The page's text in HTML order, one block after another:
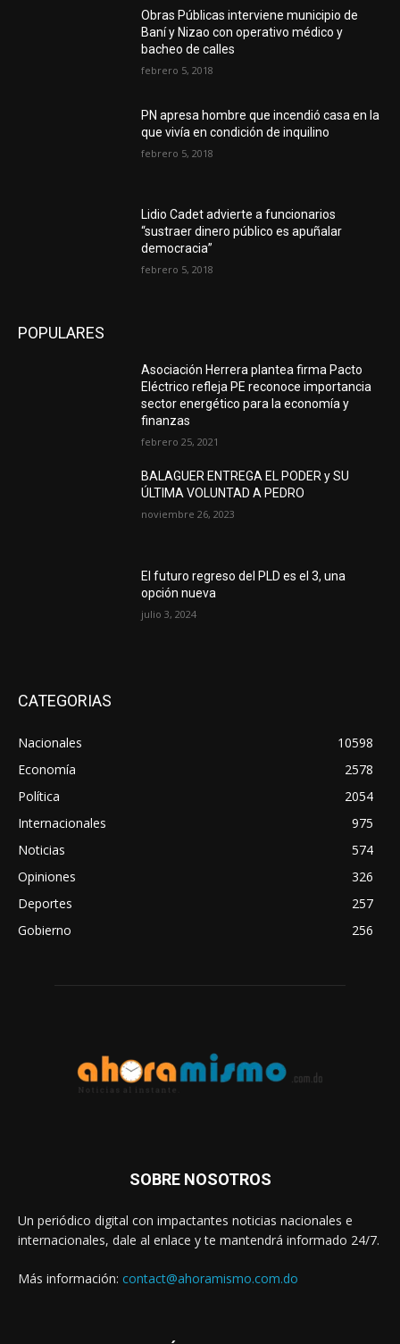
Obras Públicas interviene municipio de
Baní y Nizao con operativo médico y
bacheo de calles
febrero 5, 2018
PN apresa hombre que incendió casa en la
que vivía en condición de inquilino
febrero 5, 2018
Lidio Cadet advierte a funcionarios
“sustraer dinero público es apuñalar
democracia”
febrero 5, 2018
POPULARES
Asociación Herrera plantea firma Pacto
Eléctrico refleja PE reconoce importancia
sector energético para la economía y
finanzas
febrero 25, 2021
BALAGUER ENTREGA EL PODER y SU
ÚLTIMA VOLUNTAD A PEDRO
noviembre 26, 2023
El futuro regreso del PLD es el 3, una
opción nueva
julio 3, 2024
CATEGORIAS
Nacionales
10598
Economía
2578
Política
2054
Internacionales
975
Noticias
574
Opiniones
326
Deportes
257
Gobierno
256
SOBRE NOSOTROS
Un periódico digital con impactantes noticias nacionales e
internacionales, dale al enlace y te mantendrá informado 24/7.
Más información: contact@ahoramismo.com.do